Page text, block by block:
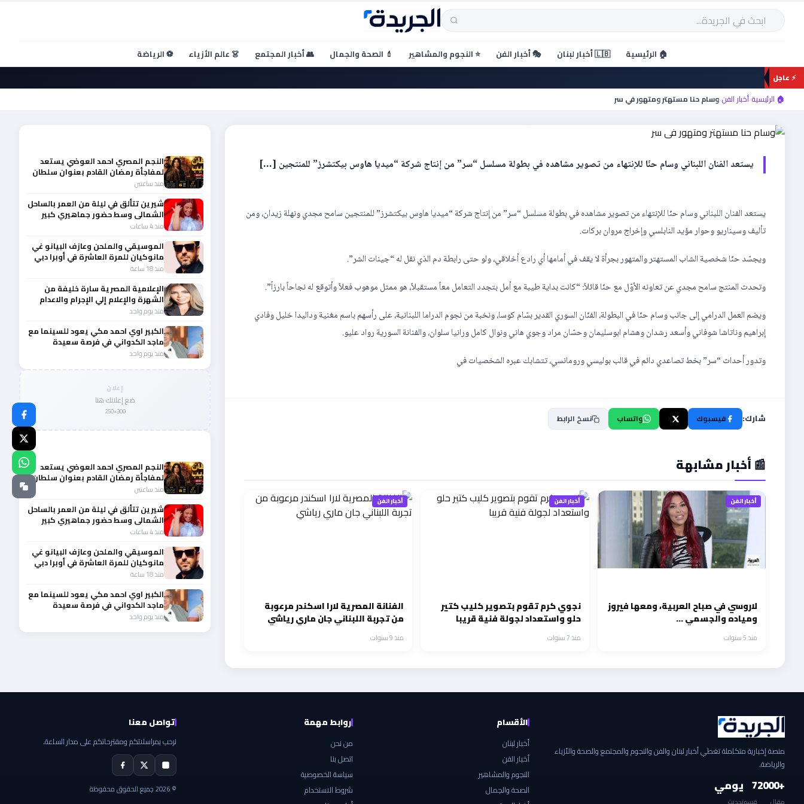
تخطي
المحتوى
بحث
🏠 الرئيسية 🇱🇧 أخبار لبنان 🎭 أخبار الفن ⭐ النجوم والمشاهير 💄 الصحة والجمال 👥 أخبار المجتمع 👗 عالم الأزياء ⚽ الرياضة
⚡ عاجل
🏠 الرئيسية›أخبار الفن›وسام حنا مستهتر ومتهور في سر
وسام حنا مستهتر ومتهور في سر
يستعد الفنان اللبناني وسام حنّا للإنتهاء من تصوير مشاهده في بطولة مسلسل “سر” من إنتاج شركة “ميديا هاوس بيكتشرز” للمنتجين […]
يستعد الفنان اللبناني وسام حنّا للإنتهاء من تصوير مشاهده في بطولة مسلسل “سر” من إنتاج شركة “ميديا هاوس بيكتشرز” للمنتجين سامح مجدي ونهلة زيدان، ومن
تأليف وسيناريو وحوار مؤيد النابلسي وإخراج مروان بركات.
ويجسّد حنّا شخصية الشاب المستهتر والمتهور بجرأة لا يقف في أمامها أي رادع أخلاقي، ولو حتى رابطة دم الذي نقل له “جينات الشر”.
وتحدث المنتج سامح مجدي عن تعاونه الأوّل مع حنّا قائلاً: “كانت بداية طيبة مع أمل بتجدد التعامل معاً مستقبلاً، هو ممثل موهوب فعلاً وأتوقع له نجاحاً بارزاً”.
ويضم العمل الدرامي إلى جانب وسام حنّا في البطولة، الفنّان السوري القدير بسّام كوسا، ونخبة من نجوم الدراما اللبنانية، على رأسهم باسم مغنية وداليدا خليل وفادي
إبراهيم وناتاشا شوفاني وأسعد رشدان وهشام ابوسليمان وحسّان مراد وجوي هاني ونوال كامل ورانيا سلوان، والفنانة السورية رواد عليو.
وتدور أحداث “سر” بخط تصاعدي دائم في قالب بوليسي ورومانسي، تتشابك عبره الشخصيات في
شارك: فيسبوك واتساب نسخ الرابط
📰 أخبار مشابهة
أخبار الفن
لاروسي في صباح العربية، ومعها فيروز
ومياده والجسمي …
منذ 5 سنوات
أخبار الفن
نجوي كرم تقوم بتصوير كليب كتير
حلو واستعداد لجولة فنية قريبا
منذ 7 سنوات
أخبار الفن
الفنانة المصرية لارا اسكندر مرعوبة
من تجربة اللبناني جان ماري رياشي
منذ 9 سنوات
النجم المصري احمد العوضي يستعد
لمفاجأة رمضان القادم بعنوان سلطان
الديب
منذ ساعتين
شيرين تتألق في ليلة من العمر بالساحل
الشمالى وسط حضور جماهيري كبير
منذ 4 ساعات
الموسيقي والملحن وعازف البيانو غي
مانوكيان للمرة العاشرة في أوبرا دبي
منذ 18 ساعة
الإعلامية المصرية سارة خليفة من
الشهرة والإعلام إلي الإجرام والاعدام
منذ يوم واحد
الكبير اوي احمد مكي يعود للسينما مع
ماجد الكدواني في فرصة سعيدة
منذ يوم واحد
إعلان
ضع إعلانك هنا
300×250
النجم المصري احمد العوضي يستعد
لمفاجأة رمضان القادم بعنوان سلطان
الديب
منذ ساعتين
شيرين تتألق في ليلة من العمر بالساحل
الشمالى وسط حضور جماهيري كبير
منذ 4 ساعات
الموسيقي والملحن وعازف البيانو غي
مانوكيان للمرة العاشرة في أوبرا دبي
منذ 18 ساعة
الكبير اوي احمد مكي يعود للسينما مع
ماجد الكدواني في فرصة سعيدة
منذ يوم واحد
منصة إخبارية متكاملة تغطي أخبار لبنان والفن والنجوم والمجتمع والصحة والأزياء
والرياضة.
+2000
مقال
7
قسم
يومي
تحديث
الأقسام
أخبار لبنان
أخبار الفن
النجوم والمشاهير
الصحة والجمال
روابط مهمة
من نحن
اتصل بنا
سياسة الخصوصية
شروط الاستخدام
تواصل معنا
نرحب بمراسلاتكم ومقترحاتكم على مدار الساعة.
© 2026 جميع الحقوق محفوظة